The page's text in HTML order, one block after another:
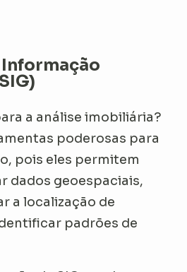
a análise imobiliária?
poderosas para
pois eles permitem
dados geoespaciais,
a localização de
padrões de